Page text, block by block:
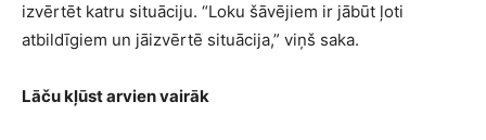
izvērtēt katru situāciju. “Loku šāvējiem ir jābūt ļoti
atbildīgiem un jāizvērtē situācija,” viņš saka.
Lāču kļūst arvien vairāk